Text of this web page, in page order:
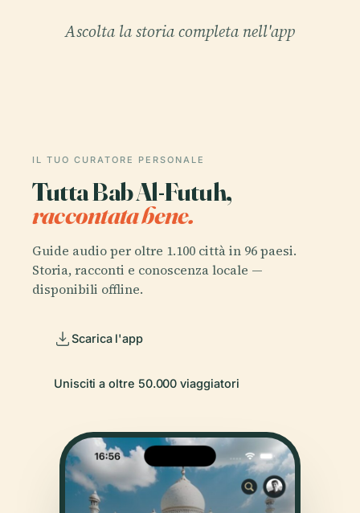
Ascolta la storia completa nell'app
IL TUO CURATORE PERSONALE
Tutta Bab Al-Futuh,
raccontata bene.
Guide audio per oltre 1.100 città in 96 paesi.
Storia, racconti e conoscenza locale —
disponibili offline.
Scarica l'app
Unisciti a oltre 50.000 viaggiatori